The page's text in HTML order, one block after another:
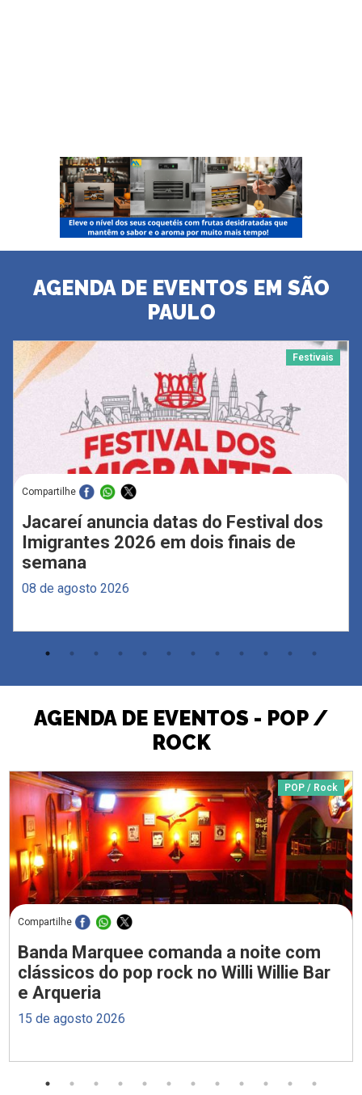
AGENDA DE EVENTOS EM SÃO
PAULO
Festivais
Compartilhe
Jacareí anuncia datas do Festival dos
Imigrantes 2026 em dois finais de
semana
08 de agosto 2026
AGENDA DE EVENTOS - POP /
ROCK
POP / Rock
Compartilhe
Banda Marquee comanda a noite com
clássicos do pop rock no Willi Willie Bar
e Arqueria
15 de agosto 2026